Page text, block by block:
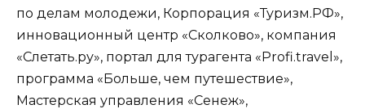
по делам молодежи, Корпорация «Туризм.РФ»,
инновационный центр «Сколково», компания
«Слетать.ру», портал для турагента «Profi.travel»,
программа «Больше, чем путешествие»,
Мастерская управления «Сенеж»,